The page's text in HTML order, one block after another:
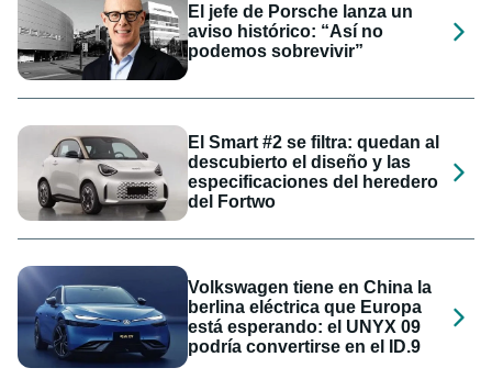
El jefe de Porsche lanza un
aviso histórico: “Así no
podemos sobrevivir”
El Smart #2 se filtra: quedan al
descubierto el diseño y las
especificaciones del heredero
del Fortwo
Volkswagen tiene en China la
berlina eléctrica que Europa
está esperando: el UNYX 09
podría convertirse en el ID.9